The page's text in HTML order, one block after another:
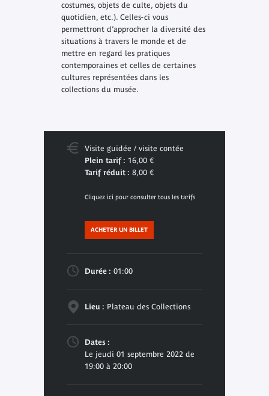
costumes, objets de culte, objets du
quotidien, etc.). Celles-ci vous
permettront d’approcher la diversité des
situations à travers le monde et de
mettre en regard les pratiques
contemporaines et celles de certaines
cultures représentées dans les
collections du musée.
Visite guidée / visite contée
Plein tarif : 16,00 €
Tarif réduit : 8,00 €
Cliquez ici pour consulter tous les tarifs
ACHETER UN BILLET
Durée : 01:00
Lieu : Plateau des Collections
Dates :
Le jeudi 01 septembre 2022 de
19:00 à 20:00